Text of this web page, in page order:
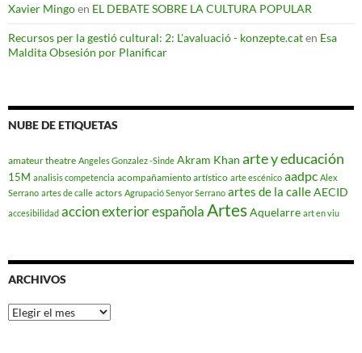
Xavier Mingoen EL DEBATE SOBRE LA CULTURA POPULAR
Recursos per la gestió cultural: 2: L'avaluació - konzepte.caten Esa
Maldita Obsesión por Planificar
NUBE DE ETIQUETAS
amateur theatre Angeles Gonzalez -Sinde Akram Khan arte y educación
15M analisis competencia acompañamiento artístico arte escénico aadpc Alex
Serrano artes de calle actors Agrupació Senyor Serrano artes de la calleAECID
accesibilidad accion exterior españolaArtesAquelarre art en viu
ARCHIVOS
Archivos